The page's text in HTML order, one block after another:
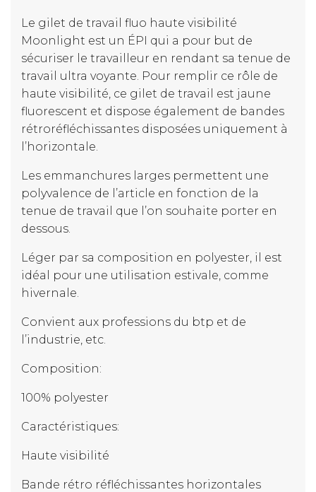
Le gilet de travail fluo haute visibilité
Moonlight est un ÉPI qui a pour but de
sécuriser le travailleur en rendant sa tenue de
travail ultra voyante. Pour remplir ce rôle de
haute visibilité, ce gilet de travail est jaune
fluorescent et dispose également de bandes
rétroréfléchissantes disposées uniquement à
l’horizontale.
Les emmanchures larges permettent une
polyvalence de l’article en fonction de la
tenue de travail que l’on souhaite porter en
dessous.
Léger par sa composition en polyester, il est
idéal pour une utilisation estivale, comme
hivernale.
Convient aux professions du btp et de
l’industrie, etc.
Composition:
100% polyester
Caractéristiques:
Haute visibilité
Bande rétro réfléchissantes horizontales